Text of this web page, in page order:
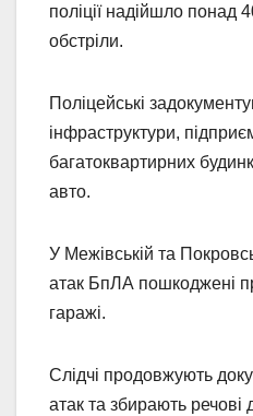
поліції надійшло понад
обстріли.
Поліцейські
інфраструктури,
багатоквартирних
авто.
У Межівській та
атак БпЛА пошкоджені
гаражі.
Слідчі продовжують
атак та збирають речові